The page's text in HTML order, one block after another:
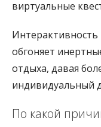
виртуальные
Интерактивность
обгоняет
отдыха, давая
индивидуальный
По какой